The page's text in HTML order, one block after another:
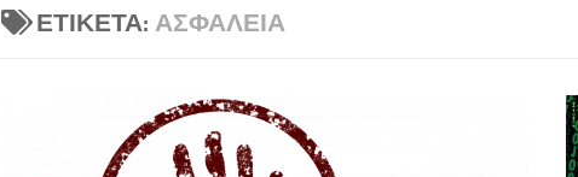
ΕΤΙΚΈΤΑ: ΑΣΦΆΛΕΙΑ